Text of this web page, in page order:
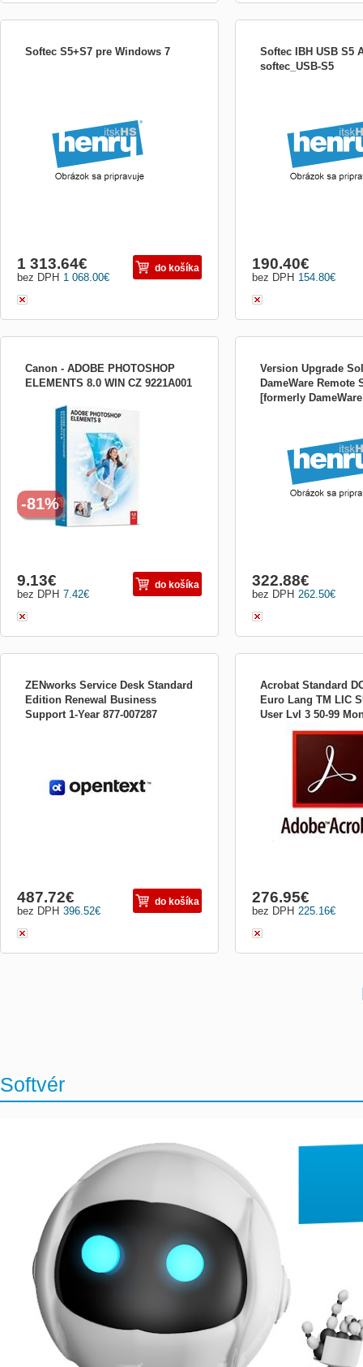
Softec S5+S7 pre Windows 7
1 068.00€
bez DPH
1 313.64€ do košíka
Softec IBH USB S5
softec_USB-S5
154.80€
bez DPH
190.40€
Canon - ADOBE PHOTOSHOP
ELEMENTS 8.0 WIN CZ 9221A001
ADOBE PHOTOSHOP ELEMENTS 8 -
Všetko čo potrebujete pre spracovanie
fotografií Výnimočné fotografie. Úžasné
príbehy. Softvér Adobe Photoshop
Elements 8 kombinuje vynikajúce
schopnosti a jednoduché ovládanie, aby
ste vytvorili výnimočné fotografie. Poskl...
7.42€
bez DPH
9.13€ do košíka
-81%
Version Upgrade
DameWare Remote
[formerly
262.50€
bez DPH
322.88€
ZENworks Service Desk Standard
Edition Renewal Business
Support 1-Year 877-007287
396.52€
bez DPH
487.72€ do košíka
Acrobat Standard
Euro Lang TM LIC
User Lvl 3 50-99
65297920BA03A12
s počtem měsíců do
(počítáno od prvního
Základní položka pro
SAMOSTATNÉ
APPS&quot;). Nyní mají
buď si zakoupit Cloud
225.16€
bez DPH
276.95€
Softvér